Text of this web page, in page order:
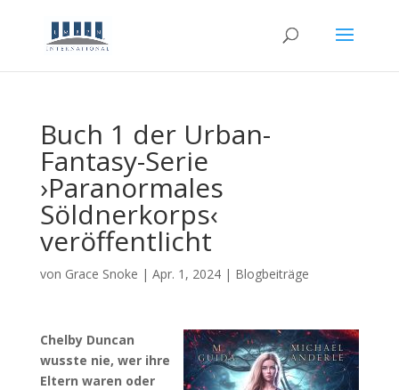
Buch 1 der Urban-
Fantasy-Serie
›Paranormales
Söldnerkorps‹
veröffentlicht
von Grace Snoke | Apr. 1, 2024| Blogbeiträge
Chelby Duncan
wusste nie, wer ihre
Eltern waren oder